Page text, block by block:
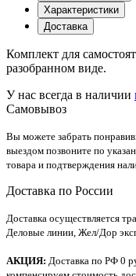
Характеристики
Доставка
Комплект для
разобранном виде.
У нас всегда в наличии
Самовывоз
Вы можете забрать
выездом позвоните по
товара и подтверждения
Доставка по России
Доставка осуществляется
Деловые линии, Жел/Дор
АКЦИЯ: Доставка по РФ 0